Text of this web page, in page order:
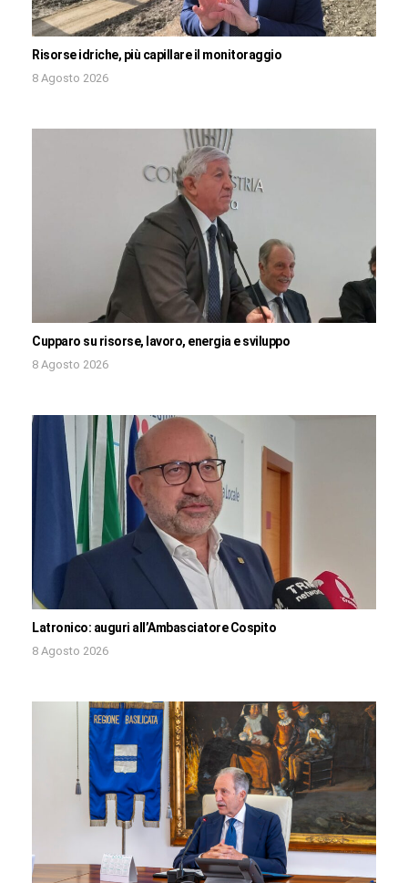
Risorse idriche, più capillare il monitoraggio
8 Agosto 2026
Cupparo su risorse, lavoro, energia e sviluppo
8 Agosto 2026
Latronico: auguri all’Ambasciatore Cospito
8 Agosto 2026